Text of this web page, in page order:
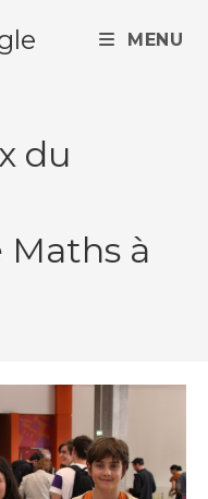
MENU
du
Maths à